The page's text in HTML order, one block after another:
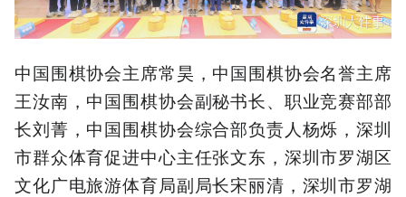
中国围棋协会主席常昊，中国围棋协会名誉主席
王汝南，中国围棋协会副秘书长、职业竞赛部部
长刘菁，中国围棋协会综合部负责人杨烁，深圳
市群众体育促进中心主任张文东，深圳市罗湖区
文化广电旅游体育局副局长宋丽清，深圳市罗湖